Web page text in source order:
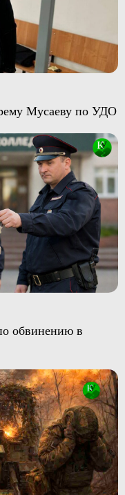
Мусаеву по УДО
обвинению в